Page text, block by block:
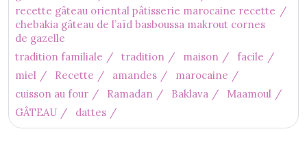
recette gâteau oriental pâtisserie marocaine recette
chebakia gâteau de l’aïd basboussa makrout cornes
de gazelle
tradition familiale
tradition maison
facile
miel
Recette amandes
marocaine
cuisson au four
Ramadan Baklava
Maamoul
GÂTEAU
dattes